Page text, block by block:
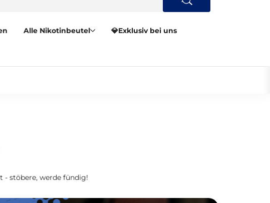
Alle Nikotinbeutel
💎Exklusiv bei uns
- stöbere, werde fündig!